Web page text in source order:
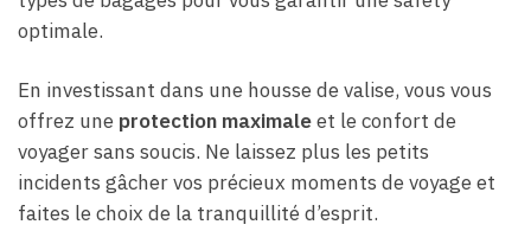
optimale.
En investissant dans une housse de valise, vous vous
offrez une protection maximaleet le confort de
voyager sans soucis. Ne laissez plus les petits
incidents gâcher vos précieux moments de voyage et
faites le choix de la tranquillité d’esprit.